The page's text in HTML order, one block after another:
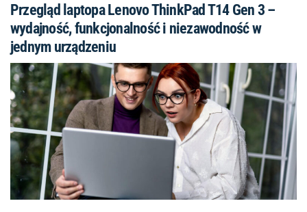
Przegląd laptopa Lenovo ThinkPad T14 Gen 3 –
wydajność, funkcjonalność i niezawodność w
jednym urządzeniu